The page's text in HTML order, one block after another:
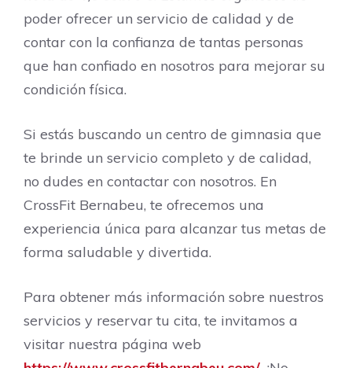
poder ofrecer un servicio de calidad y de
contar con la confianza de tantas personas
que han confiado en nosotros para mejorar su
condición física.
Si estás buscando un centro de gimnasia que
te brinde un servicio completo y de calidad,
no dudes en contactar con nosotros. En
CrossFit Bernabeu, te ofrecemos una
experiencia única para alcanzar tus metas de
forma saludable y divertida.
Para obtener más información sobre nuestros
servicios y reservar tu cita, te invitamos a
visitar nuestra página web